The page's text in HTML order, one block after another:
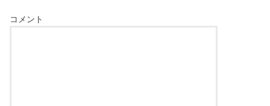
コメント